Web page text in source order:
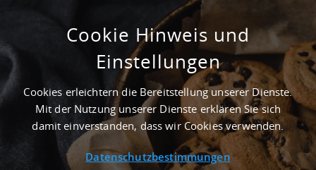
ERSTBEZUG - 25.000 M² LOGISTIKIMMOBILIE
IN SANDERSDORF-BREHNA NAHE
GÜTERVERKEHRSZENTRUM TERMINAL
SCHKOPAU - LANDKREIS ANHALT-
BITTERFELD
Immobiliensuche/Detailansicht
Cookie Hinweis und
Einstellungen
Cookies erleichtern die Bereitstellung unserer Dienste.
Mit der Nutzung unserer Dienste erklären Sie sich
damit einverstanden, dass wir Cookies verwenden.
Datenschutzbestimmungen